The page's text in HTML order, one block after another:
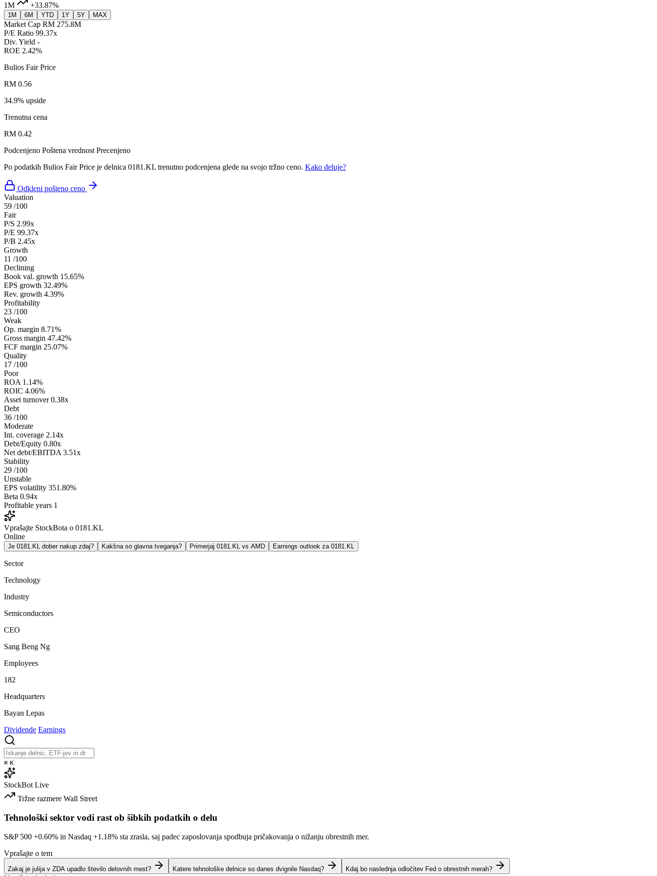
1M
+33.87%
1M 6M YTD 1Y 5Y MAX
Market Cap RM 275.8M
P/E Ratio 99.37x
Div. Yield -
ROE 2.42%
Bulios Fair Price
RM 0.56
34.9% upside
Trenutna cena
RM 0.42
Podcenjeno Poštena vrednost Precenjeno
Po podatkih Bulios Fair Price je delnica 0181.KL trenutno podcenjena glede na svojo tržno ceno. Kako deluje?
Odkleni pošteno ceno
Valuation
59 /100
Fair
P/S 2.99x
P/E 99.37x
P/B 2.45x
Growth
11 /100
Declining
Book val. growth 15.65%
EPS growth 32.49%
Rev. growth 4.39%
Profitability
23 /100
Weak
Op. margin 8.71%
Gross margin 47.42%
FCF margin 25.07%
Quality
17 /100
Poor
ROA 1.14%
ROIC 4.06%
Asset turnover 0.38x
Debt
36 /100
Moderate
Int. coverage 2.14x
Debt/Equity 0.80x
Net debt/EBITDA 3.51x
Stability
29 /100
Unstable
EPS volatility 351.80%
Beta 0.94x
Profitable years 1
Vprašajte StockBota o 0181.KL
Online
Je 0181.KL dober nakup zdaj? Kakšna so glavna tveganja? Primerjaj 0181.KL vs AMD Earnings outlook za 0181.KL
Sector
Technology
Industry
Semiconductors
CEO
Sang Beng Ng
Employees
182
Headquarters
Bayan Lepas
Dividende Earnings
⌘ K
StockBot Live
Tržne razmere Wall Street
Tehnološki sektor vodi rast ob šibkih podatkih o delu
S&P 500 +0.60% in Nasdaq +1.18% sta zrasla, saj padec zaposlovanja spodbuja pričakovanja o nižanju obrestnih mer.
Vprašajte o tem
Zakaj je julija v ZDA upadlo število delovnih mest? Katere tehnološke delnice so danes dvignile Nasdaq? Kdaj bo naslednja odločitev Fed o obrestnih merah?